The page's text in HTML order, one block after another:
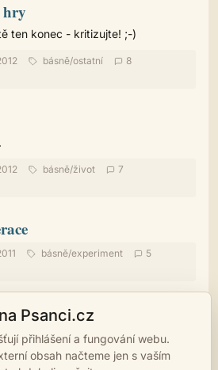
hry
ten konec - kritizujte! ;-)
básně/ostatní
8
básně/život
7
básně/experiment
5
ostatní/ blbůstky
4
Psanci.cz
přihlášení a fungování webu.
obsah načteme jen s vaším